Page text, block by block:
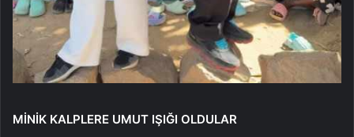
MİNİK KALPLERE UMUT IŞIĞI OLDULAR